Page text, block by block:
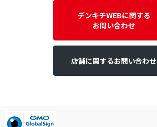
デンキチWEBに関する
お問い合わせ
店舗に関するお問い合わせ